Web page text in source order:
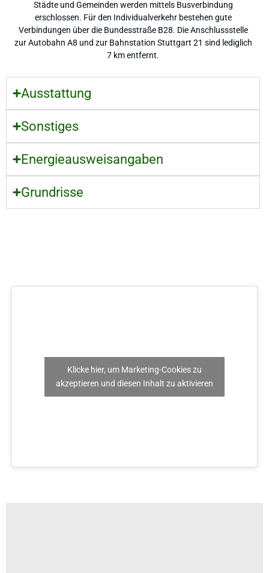
Städte und Gemeinden werden mittels Busverbindung
erschlossen. Für den Individualverkehr bestehen gute
Verbindungen über die Bundesstraße B28. Die Anschlussstelle
zur Autobahn A8 und zur Bahnstation Stuttgart 21 sind lediglich
7 km entfernt.
Ausstattung
Sonstiges
Energieausweisangaben
Grundrisse
Klicke hier, um Marketing-Cookies zu
akzeptieren und diesen Inhalt zu aktivieren